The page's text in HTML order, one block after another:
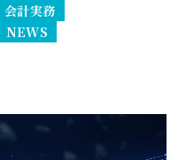
会計実務
NEWS